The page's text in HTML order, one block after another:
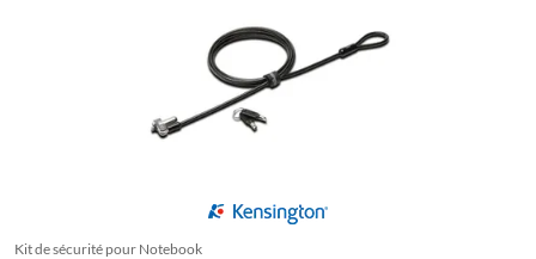
Kit de sécurité pour Notebook